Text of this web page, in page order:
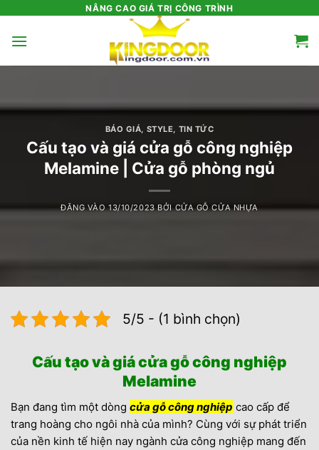
nội
NÂNG CAO GIÁ TRỊ CÔNG TRÌNH
BÁO GIÁ STYLE TIN TỨC
Cấu tạo và giá cửa gỗ công nghiệp
Melamine | Cửa gỗ phòng ngủ
ĐĂNG VÀO13/10/2023 BỞICỬA GỖ CỬA NHỰA
5/5 - (1 bình chọn)
Cấu tạo và giá cửa gỗ công nghiệp
Melamine
Bạn đang tìm một dòng cửa gỗ công nghiệp cao cấp để
trang hoàng cho ngôi nhà của mình? Cùng với sự phát triển
của nền kinh tế hiện nay ngành cửa công nghiệp mang đến